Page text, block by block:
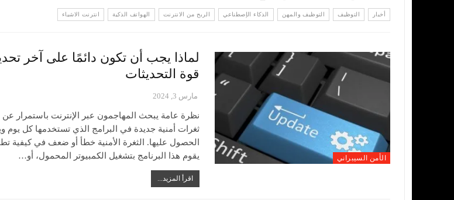
أخبار التوظيف التوظيف والمهن الذكاء الإصطناعي الربح من الانترنت الهواتف الذكية انترنت الاشياء
الأمن السيبراني
لماذا يجب أن تكون دائمًا على آخر
قوة التحديثات
مارس 3, 2024
نظرة عامة يبحث المهاجمون عبر الإنترنت باستمرار
ثغرات أمنية جديدة في البرامج الذي تستخدمها كل يوم
الحصول عليها. الثغرة الأمنية خطأ أو ضعف في كيفية
يقوم هذا البرنامج بتشغيل الكمبيوتر المحمول، أو…
اقرأ المزيد...